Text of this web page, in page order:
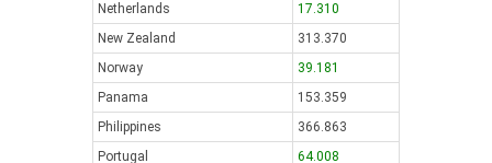
Netherlands
17.310
New Zealand
313.370
Norway
39.181
Panama
153.359
Philippines
366.863
Portugal
64.008